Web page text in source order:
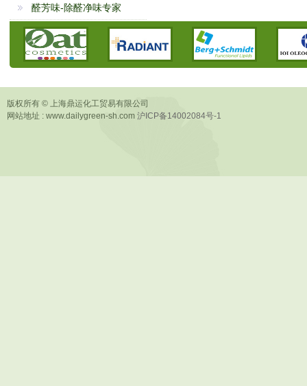
醛芳味-除醛净味专家
版权所有 © 上海鼎运化工贸易有限公司
网站地址 : www.dailygreen-sh.com 沪ICP备14002084号-1